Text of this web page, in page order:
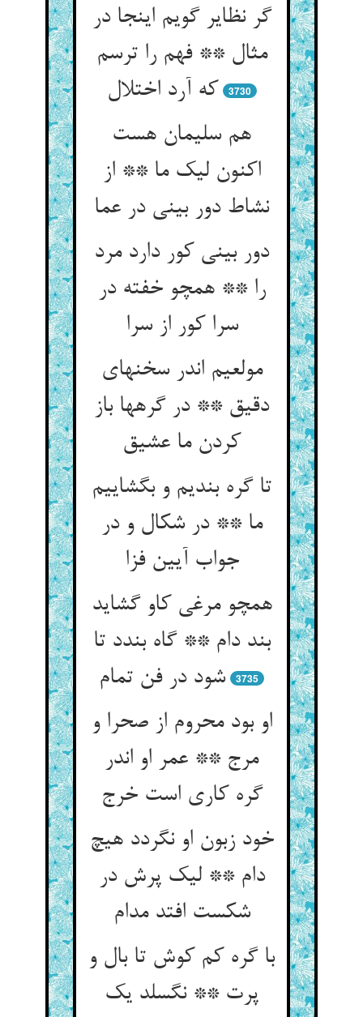
گر نظایر گویم اینجا در
مثال ** فهم را ترسم
که آرد اختلال‏
3730
هم سلیمان هست
اکنون لیک ما ** از
نشاط دور بینی در عما
دور بینی کور دارد مرد
را ** همچو خفته در
سرا کور از سرا
مولعیم اندر سخنهای
دقیق ** در گرهها باز
کردن ما عشیق‏
تا گره بندیم و بگشاییم
ما ** در شکال و در
جواب آیین فزا
همچو مرغی کاو گشاید
بند دام ** گاه بندد تا
شود در فن تمام‏
3735
او بود محروم از صحرا و
مرج ** عمر او اندر
گره کاری است خرج‏
خود زبون او نگردد هیچ
دام ** لیک پرش در
شکست افتد مدام‏
با گره کم کوش تا بال و
پرت ** نگسلد یک